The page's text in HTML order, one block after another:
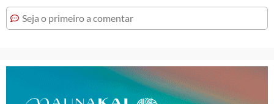
Seja o primeiro a comentar